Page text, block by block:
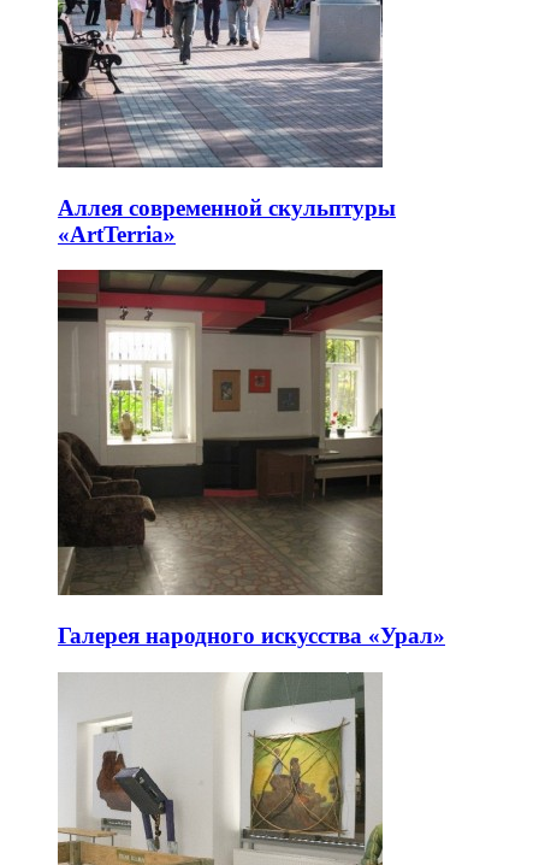
Аллея современной скульптуры
«ArtTerria»
Галерея народного искусства «Урал»